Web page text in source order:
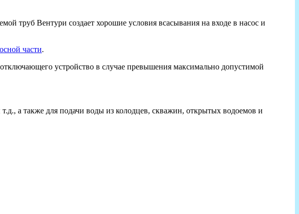
труб Вентури создает хорошие условия всасывания на входе в насос и
части.
устройство в случае превышения максимально допустимой
а также для подачи воды из колодцев, скважин, открытых водоемов и